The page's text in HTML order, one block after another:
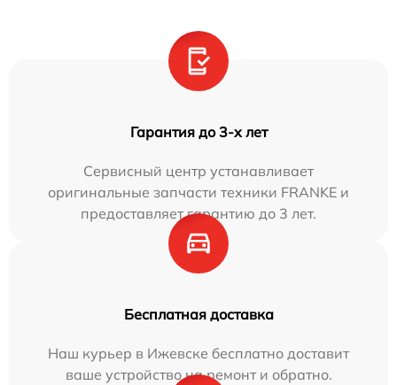
Гарантия до 3-х лет
Сервисный центр устанавливает
оригинальные запчасти техники FRANKE и
предоставляет гарантию до 3 лет.
Бесплатная доставка
Наш курьер в Ижевске бесплатно доставит
ваше устройство на ремонт и обратно.